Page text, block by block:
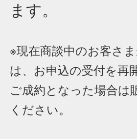
ます。
※現在商談中のお客さ
は、お申込の受付を再
ご成約となった場合は
ください。